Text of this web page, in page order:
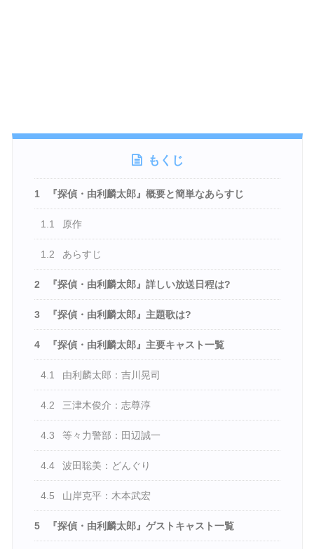
もくじ
1 『探偵・由利麟太郎』概要と簡単なあらすじ
1.1 原作
1.2 あらすじ
2 『探偵・由利麟太郎』詳しい放送日程は?
3 『探偵・由利麟太郎』主題歌は?
4 『探偵・由利麟太郎』主要キャスト一覧
4.1 由利麟太郎：吉川晃司
4.2 三津木俊介：志尊淳
4.3 等々力警部：田辺誠一
4.4 波田聡美：どんぐり
4.5 山岸克平：木本武宏
5 『探偵・由利麟太郎』ゲストキャスト一覧